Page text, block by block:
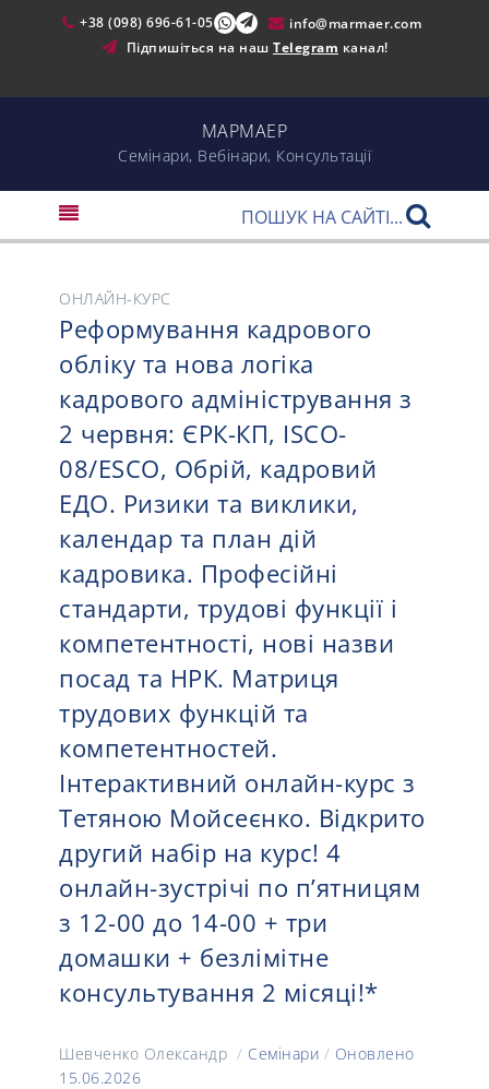
+38 (098) 696-61-05
info@marmaer.com
Підпишіться на наш Telegram канал!
МАРМАЕР
Cемінари, Вебінари, Консультації
ОНЛАЙН-КУРС
Реформування кадрового
обліку та нова логіка
кадрового адміністрування з
2 червня: ЄРК-КП, ISCO-
08/ESCO, Обрій, кадровий
ЕДО. Ризики та виклики,
календар та план дій
кадровика. Професійні
стандарти, трудові функції і
компетентності, нові назви
посад та НРК. Матриця
трудових функцій та
компетентностей.
Інтерактивний онлайн-курс з
Тетяною Мойсеєнко. Відкрито
другий набір на курс! 4
онлайн-зустрічі по п’ятницям
з 12-00 до 14-00 + три
домашки + безлімітне
консультування 2 місяці!*
Шевченко Олександр / Семінари / Оновлено
15.06.2026